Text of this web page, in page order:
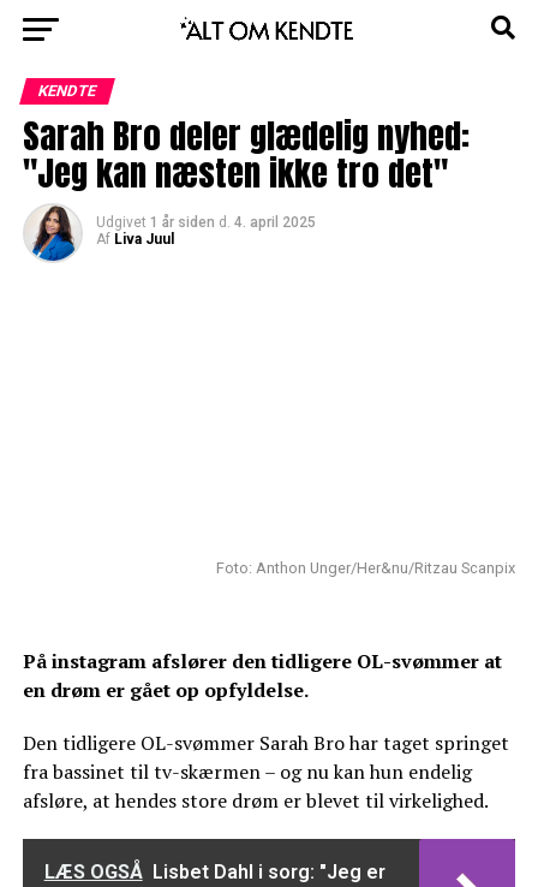
KENDTE
Sarah Bro deler glædelig nyhed:
"Jeg kan næsten ikke tro det"
Udgivet 1 år siden d. 4. april 2025
Af Liva Juul
Foto: Anthon Unger/Her&nu/Ritzau Scanpix
På instagram afslører den tidligere OL-svømmer at
en drøm er gået op opfyldelse.
Den tidligere OL-svømmer Sarah Bro har taget springet
fra bassinet til tv-skærmen – og nu kan hun endelig
afsløre, at hendes store drøm er blevet til virkelighed.
LÆS OGSÅ Lisbet Dahl i sorg: "Jeg er